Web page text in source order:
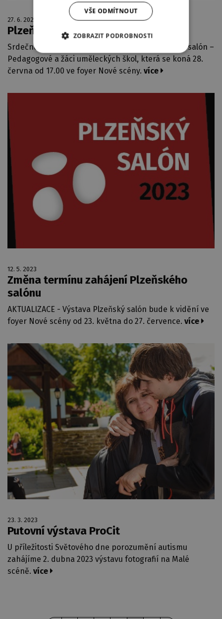
27. 6. 2023
Plzeňský salón 2023
Srdečně Vás zveme na vernisáž výstavy Plzeňský salón –
Pedagogové a žáci uměleckých škol, která se koná 28.
června od 17.00 ve foyer Nové scény. více
12. 5. 2023
Změna termínu zahájení Plzeňského
salónu
AKTUALIZACE - Výstava Plzeňský salón bude k vidění ve
foyer Nové scény od 23. května do 27. července. více
23. 3. 2023
Putovní výstava ProCit
U příležitosti Světového dne porozumění autismu
zahájíme 2. dubna 2023 výstavu fotografií na Malé
scéně. více
VŠE ODMÍTNOUT
ZOBRAZIT PODROBNOSTI